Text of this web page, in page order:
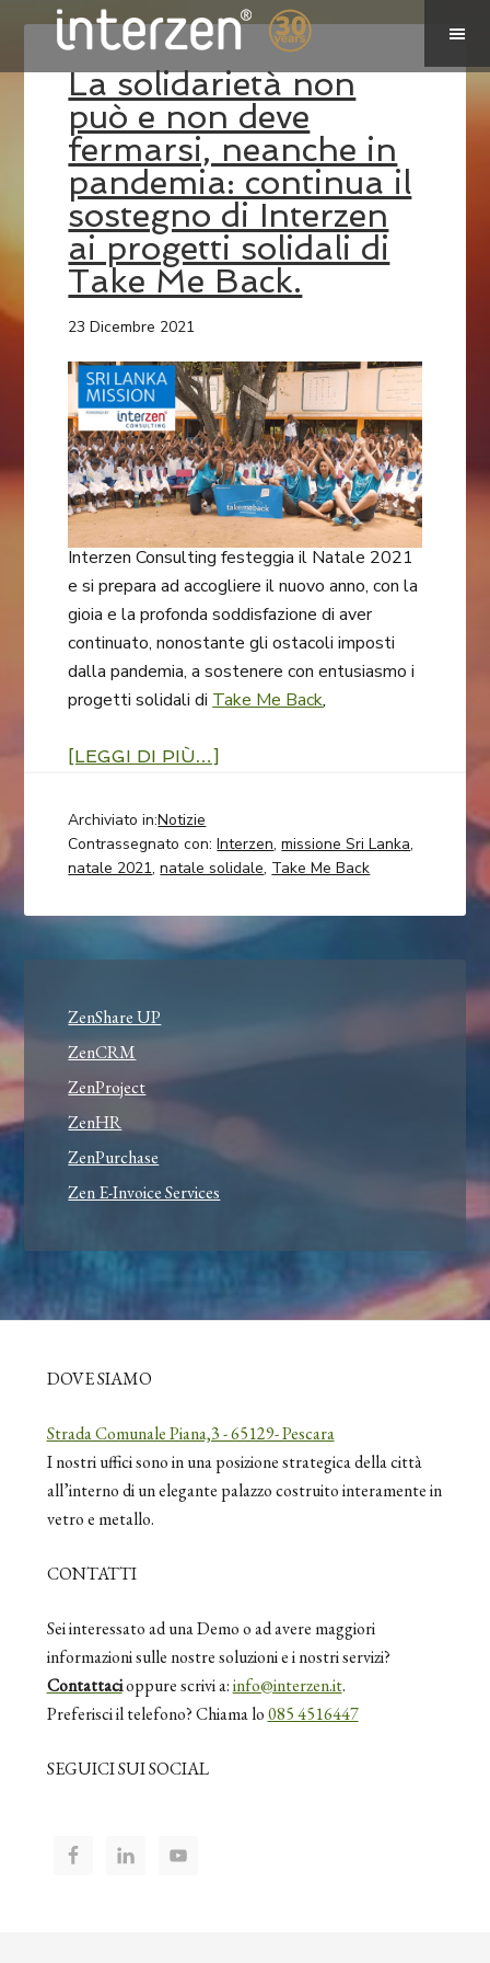
La solidarietà non
può e non deve
fermarsi, neanche in
pandemia: continua il
sostegno di Interzen
ai progetti solidali di
Take Me Back.
23 Dicembre 2021
Interzen Consulting festeggia il Natale 2021
e si prepara ad accogliere il nuovo anno, con la
gioia e la profonda soddisfazione di aver
continuato, nonostante gli ostacoli imposti
dalla pandemia, a sostenere con entusiasmo i
progetti solidali diTake Me Back,
[LEGGI DI PIÙ…]
Archiviato in:Notizie
Contrassegnato con:Interzen,missione Sri Lanka,
natale 2021,natale solidale, Take Me Back
ZenShare UP
ZenCRM
ZenProject
ZenHR
ZenPurchase
Zen E-Invoice Services
DOVE SIAMO
Strada Comunale Piana,3 - 65129- Pescara
I nostri uffici sono in una posizione strategica della città
all’interno di un elegante palazzo costruito interamente in
vetro e metallo.
CONTATTI
Sei interessato ad una Demo o ad avere maggiori
informazioni sulle nostre soluzioni e i nostri servizi?
Contattacioppure scrivi a:info@interzen.it.
Preferisci il telefono? Chiama lo085 4516447
SEGUICI SUI SOCIAL